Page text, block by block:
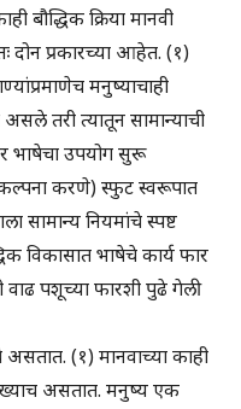
बौद्धिक क्रिया मानवी
दोन प्रकारच्या आहेत. (१)
मनुष्याचाही
तरी त्यातून सामान्याची
भाषेचा उपयोग सुरू
करणे) स्फुट स्वरूपात
सामान्य नियमांचे स्पष्ट
विकासात भाषेचे कार्य फार
वाढ पशूच्या फारशी पुढे गेली
असतात. (१) मानवाच्या काही
असतात. मनुष्य एक